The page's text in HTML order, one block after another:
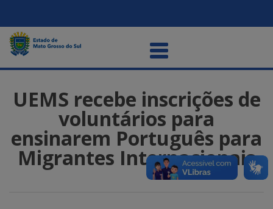
UEMS recebe inscrições de
voluntários para
ensinarem Português para
Migrantes Internacionais